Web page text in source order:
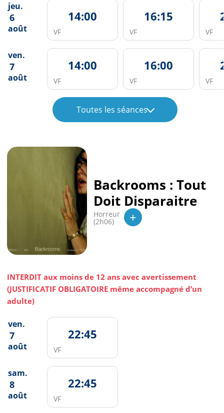
jeu.
6
août
14:00
VF
16:15
VF VF
ven.
7
août
14:00
VF
16:00
VF VF
Toutes les séances
Backrooms : Tout
Doit Disparaitre
Horreur
(2h06) +
INTERDIT aux moins de 12 ans avec avertissement
(JUSTIFICATIF OBLIGATOIRE même accompagné d’un
adulte)
ven.
7
août
22:45
VF
sam.
8
août
22:45
VF